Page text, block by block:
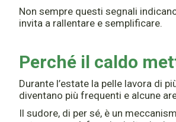
Non sempre questi segnali
invita a rallentare e semplificare.
Perché il caldo
Durante l’estate la pelle lavora di
diventano più frequenti e alcune
Il sudore, di per sé, è un